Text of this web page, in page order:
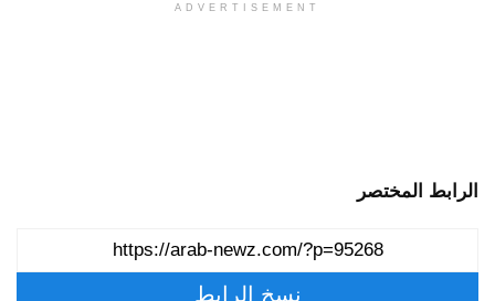
ADVERTISEMENT
الرابط المختصر
نسخ الرابط